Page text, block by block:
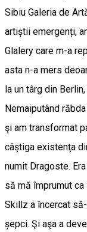
Sibiu Galeria de
artiștii emergenți,
Glalery care m-a
asta n-a mers
la un târg din
Nemaiputând
şi am transformat
câştiga existenţa
numit Dragoste.
să mă împrumut
Skillz a încercat
șepci. Şi aşa a